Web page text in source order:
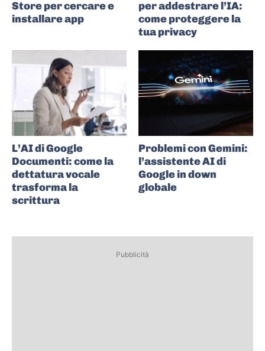
Store per cercare e
installare app
per addestrare l’IA:
come proteggere la
tua privacy
L’AI di Google
Documenti: come la
dettatura vocale
trasforma la
scrittura
Problemi con Gemini:
l’assistente AI di
Google in down
globale
Pubblicità